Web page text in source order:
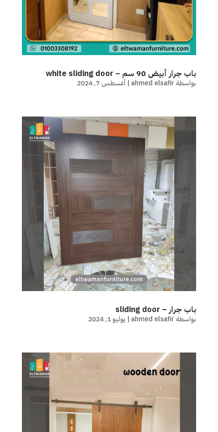
باب جرار أبيض 90 سم – white sliding door
بواسطة ahmed elsafir
| أغسطس 7, 2024
باب جرار – sliding door
بواسطة ahmed elsafir
| يوليو 1, 2024